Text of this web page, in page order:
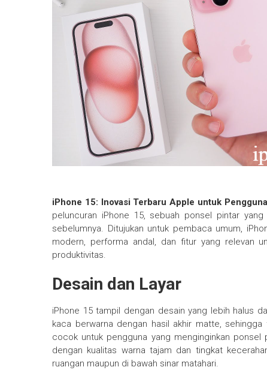
iPhone 15: Inovasi Terbaru Apple untuk
peluncuran iPhone 15, sebuah ponsel pintar
sebelumnya. Ditujukan untuk pembaca umum,
modern, performa andal, dan fitur yang relevan
produktivitas.
Desain dan Layar
iPhone 15 tampil dengan desain yang lebih halus
kaca berwarna dengan hasil akhir matte,
cocok untuk pengguna yang menginginkan ponsel
dengan kualitas warna tajam dan tingkat
ruangan maupun di bawah sinar matahari.